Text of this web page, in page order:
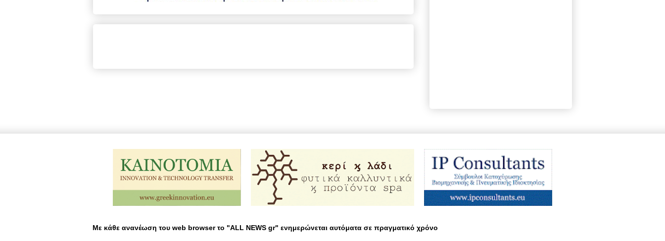
Με κάθε ανανέωση του web browser το "ALL NEWS gr" ενημερώνεται αυτόματα σε πραγματικό χρόνο